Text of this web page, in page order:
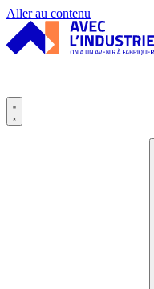
Panneau de gestion des cookies
Aller au contenu